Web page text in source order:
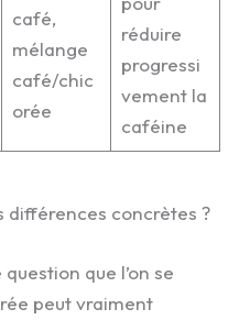
café,
mélange
café/chic
orée
réduire
progressi
vement la
caféine
différences concrètes ?
que l’on se
peut vraiment